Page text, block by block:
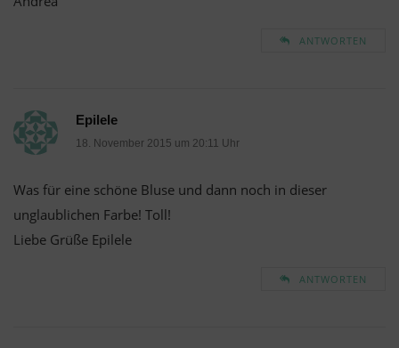
ANTWORTEN
Epilele
18. November 2015 um 20:11 Uhr
Was für eine schöne Bluse und dann noch in dieser
unglaublichen Farbe! Toll!
Liebe Grüße Epilele
ANTWORTEN